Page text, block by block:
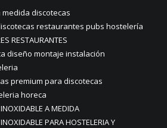
discotecas
restaurantes pubs hostelería
RESTAURANTES
diseño montaje instalación
premium para discotecas
horeca
A MEDIDA
PARA HOSTELERIA Y